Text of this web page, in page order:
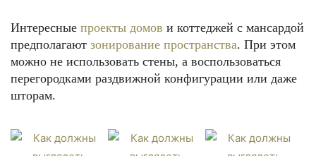
Интересные проекты домов и коттеджей с мансардой
предполагают зонирование пространства. При этом
можно не использовать стены, а воспользоваться
перегородками раздвижной конфигурации или даже
шторам.